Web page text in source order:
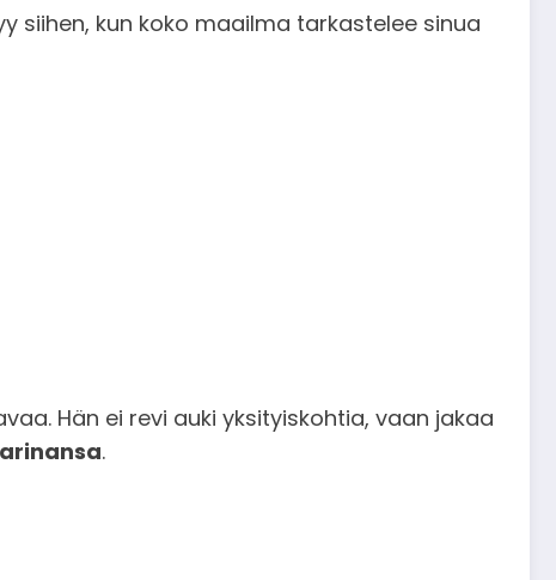
siihen, kun koko maailma tarkastelee sinua
Hän ei revi auki yksityiskohtia, vaan jakaa
.